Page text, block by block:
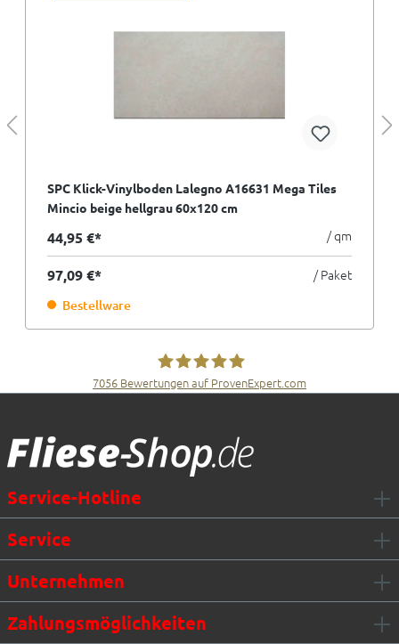
SPC Klick-Vinylboden Lalegno A16631 Mega Tiles
Mincio beige hellgrau 60x120 cm
44,95 €* / qm
97,09 €* / Paket
Bestellware
7056 Bewertungen auf ProvenExpert.com
Service-Hotline
Service
Unternehmen
Zahlungsmöglichkeiten